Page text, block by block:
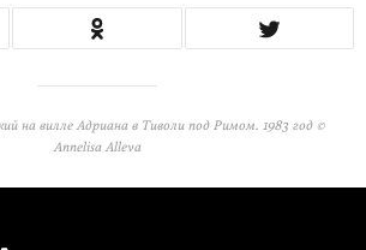
на вилле Адриана в Тиволи под Римом. 1983 год ©
Annelisa Alleva